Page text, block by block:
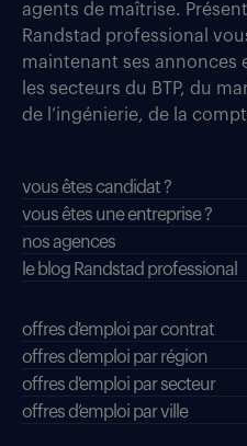
agents de maîtrise.
Randstad professional
maintenant ses annonces
les secteurs du BTP, du
de l’ingénierie, de la
vous êtes candidat ?
vous êtes une entreprise ?
nos agences
le blog Randstad professional
offres d'emploi par contrat
offres d'emploi par région
offres d'emploi par secteur
offres d’emploi par ville